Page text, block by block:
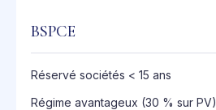
BSPCE
Réservé sociétés < 15 ans
Régime avantageux (30 % sur PV)